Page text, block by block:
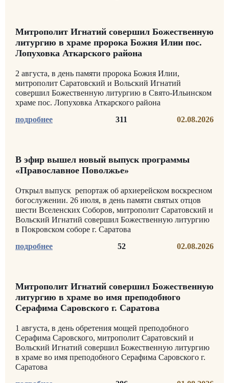
Митрополит Игнатий совершил Божественную
литургию в храме пророка Божия Илии пос.
Лопуховка Аткарского района
2 августа, в день памяти пророка Божия Илии,
митрополит Саратовский и Вольский Игнатий
совершил Божественную литургию в Свято-Ильинском
храме пос. Лопуховка Аткарского района
311
02.08.2026
В эфир вышел новый выпуск программы
«Православное Поволжье»
Открыл выпуск репортаж об архиерейском воскресном
богослужении. 26 июля, в день памяти святых отцов
шести Вселенских Соборов, митрополит Саратовский и
Вольский Игнатий совершил Божественную литургию
в Покровском соборе г. Саратова
52
02.08.2026
Митрополит Игнатий совершил Божественную
литургию в храме во имя преподобного
Серафима Саровского г. Саратова
1 августа, в день обретения мощей преподобного
Серафима Саровского, митрополит Саратовский и
Вольский Игнатий совершил Божественную литургию
в храме во имя преподобного Серафима Саровского г.
Саратова